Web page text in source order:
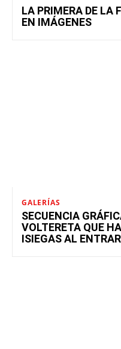
LA PRIMERA DE LA
EN IMÁGENES
GALERÍAS
SECUENCIA
VOLTERETA QUE
ISIEGAS AL